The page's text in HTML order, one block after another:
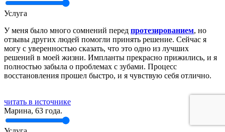
Услуга
У меня было много сомнений перед протезированием, но
отзывы других людей помогли принять решение. Сейчас я
могу с уверенностью сказать, что это одно из лучших
решений в моей жизни. Импланты прекрасно прижились, и я
полностью забыла о проблемах с зубами. Процесс
восстановления прошел быстро, и я чувствую себя отлично.
читать в источнике
Марина, 63 года.